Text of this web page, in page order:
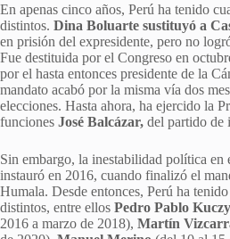
En apenas cinco años, Perú ha tenido
distintos. Dina Boluarte sustituyó a
en prisión del expresidente, pero no
Fue destituida por el Congreso en
por el hasta entonces presidente de la
mandato acabó por la misma vía dos
elecciones. Hasta ahora, ha ejercido la
funciones José Balcázar, del partido de
Sin embargo, la inestabilidad política en
instauró en 2016, cuando finalizó el
Humala. Desde entonces, Perú ha
distintos, entre ellos Pedro Pablo
2016 a marzo de 2018), Martín